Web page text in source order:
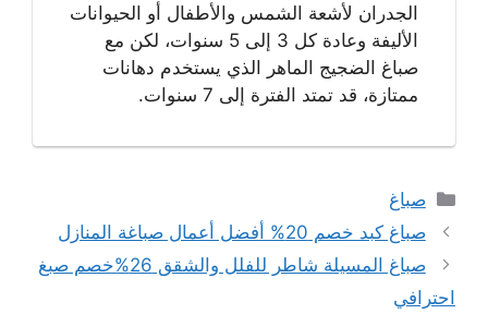
الجدران لأشعة الشمس والأطفال أو الحيوانات
الأليفة وعادة كل 3 إلى 5 سنوات، لكن مع
صباغ الضجيج الماهر الذي يستخدم دهانات
ممتازة، قد تمتد الفترة إلى 7 سنوات.
التصنيفات
صباغ
تصفّح
المقالات
صباغ كبد خصم 20% أفضل أعمال صباغة المنازل
صباغ المسيلة شاطر للفلل والشقق 26%خصم صبغ
احترافي